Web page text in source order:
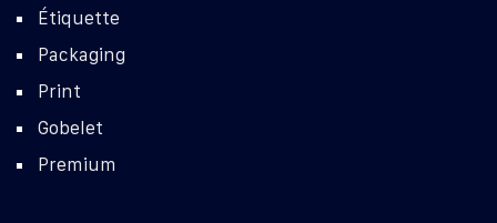
Étiquette
Packaging
Print
Gobelet
Premium